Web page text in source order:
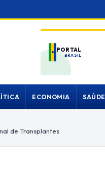
PORTAL
BRASIL
ECONOMIA SAÚDE
de Transplantes